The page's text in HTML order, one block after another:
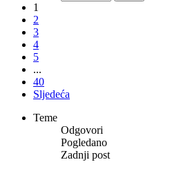
1
2
3
4
5
...
40
Sljedeća
Teme
Odgovori
Pogledano
Zadnji post